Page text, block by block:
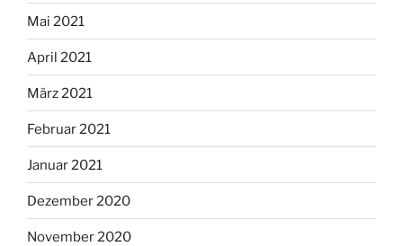
Mai 2021
April 2021
März 2021
Februar 2021
Januar 2021
Dezember 2020
November 2020